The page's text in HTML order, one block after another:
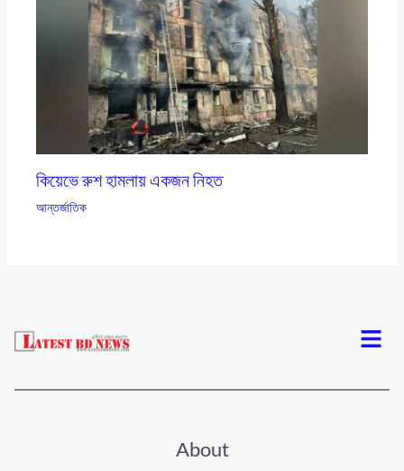
কিয়েভে রুশ হামলায় একজন নিহত
আন্তর্জাতিক
Menu
About